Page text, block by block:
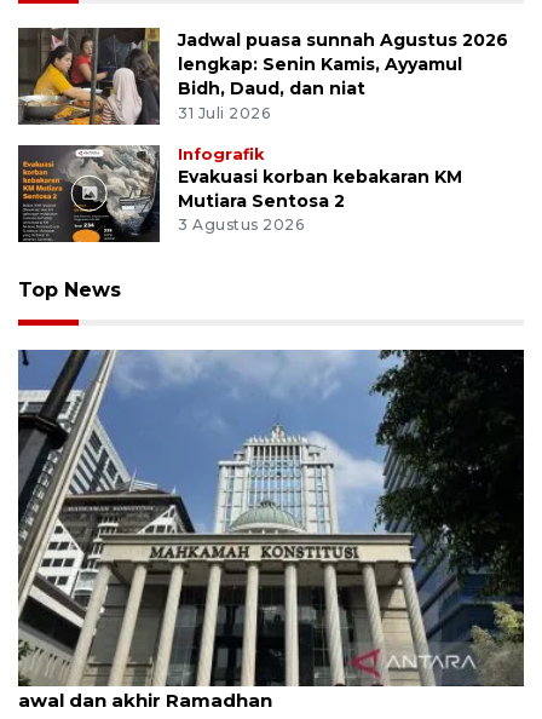
Jadwal puasa sunnah Agustus 2026
lengkap: Senin Kamis, Ayyamul
Bidh, Daud, dan niat
31 Juli 2026
Infografik
Evakuasi korban kebakaran KM
Mutiara Sentosa 2
3 Agustus 2026
Top News
MK uji materi UU Peradilan Agama perihal isbat
awal dan akhir Ramadhan